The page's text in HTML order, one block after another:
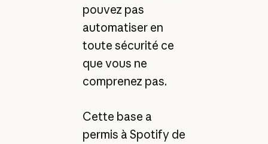
pouvez pas
automatiser en
toute sécurité ce
que vous ne
comprenez pas.
Cette base a
permis à Spotify de